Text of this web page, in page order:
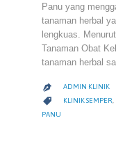
Panu yang
tanaman herbal
lengkuas.
Tanaman Obat
tanaman herbal
 ADMIN KLINIK
 CATEGORY
KLINIK SEMPER,
PANU